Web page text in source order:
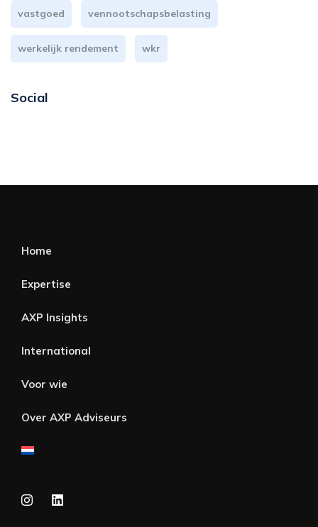
vastgoed vennootschapsbelasting
werkelijk rendement wkr
Social
Home
Expertise
AXP Insights
International
Voor wie
Over AXP Adviseurs